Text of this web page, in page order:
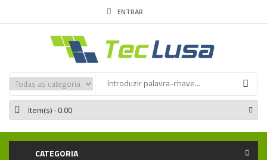
ENTRAR
Item(s)- 0.00
CATEGORIA